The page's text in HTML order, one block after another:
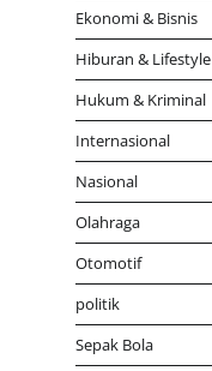
Ekonomi & Bisnis
Hiburan & Lifestyle
Hukum & Kriminal
Internasional
Nasional
Olahraga
Otomotif
politik
Sepak Bola